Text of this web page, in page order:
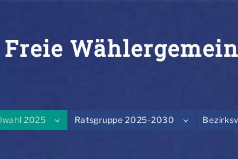
2025 Ratsgruppe 2025-2030